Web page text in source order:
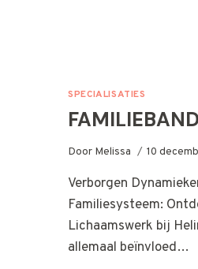
SPECIALISATIES
Door Melissa 10
Verborgen
Familiesysteem:
Lichaamswerk bij
allemaal beïnvloed…